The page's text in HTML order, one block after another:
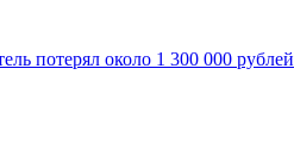
потерял около 1 300 000 рублей